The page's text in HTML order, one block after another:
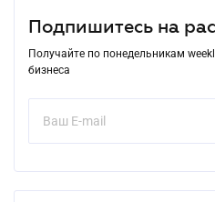
Подпишитесь на
Получайте по понедельникам
бизнеса